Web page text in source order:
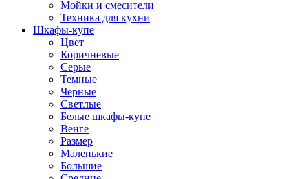
Мойки и смесители
Техника для кухни
Шкафы-купе
Цвет
Коричневые
Серые
Темные
Черные
Светлые
Белые шкафы-купе
Венге
Размер
Маленькие
Большие